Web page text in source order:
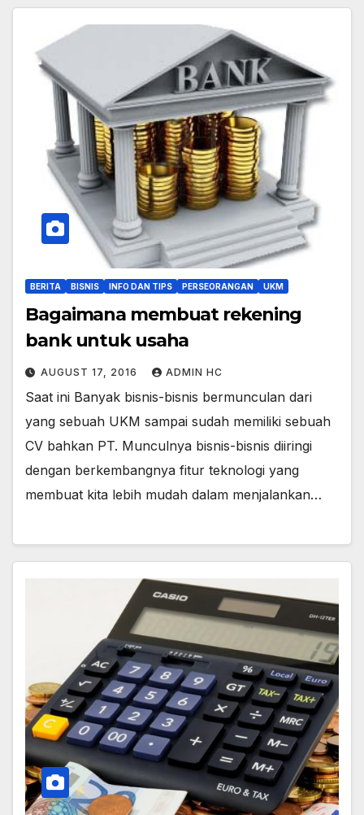
BERITA BISNIS INFO DAN TIPS PERSEORANGAN UKM
Bagaimana membuat rekening
bank untuk usaha
AUGUST 17, 2016 ADMIN HC
Saat ini Banyak bisnis-bisnis bermunculan dari
yang sebuah UKM sampai sudah memiliki sebuah
CV bahkan PT. Munculnya bisnis-bisnis diiringi
dengan berkembangnya fitur teknologi yang
membuat kita lebih mudah dalam menjalankan…